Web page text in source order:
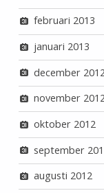
februari 2013
januari 2013
december 2012
november
oktober 2012
september
augusti 2012